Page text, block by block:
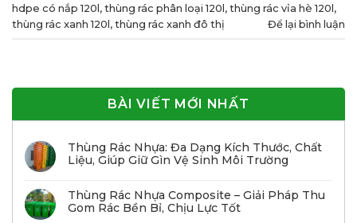
hdpe có nắp 120l , thùng rác phân loại 120l , thùng rác vỉa hè 120l ,
thùng rác xanh 120l , thùng rác xanh đô thị Để lại bình luận
BÀI VIẾT MỚI NHẤT
Thùng Rác Nhựa: Đa Dạng Kích Thước, Chất
Liệu, Giúp Giữ Gìn Vệ Sinh Môi Trường
Thùng Rác Nhựa Composite – Giải Pháp Thu
Gom Rác Bền Bỉ, Chịu Lực Tốt